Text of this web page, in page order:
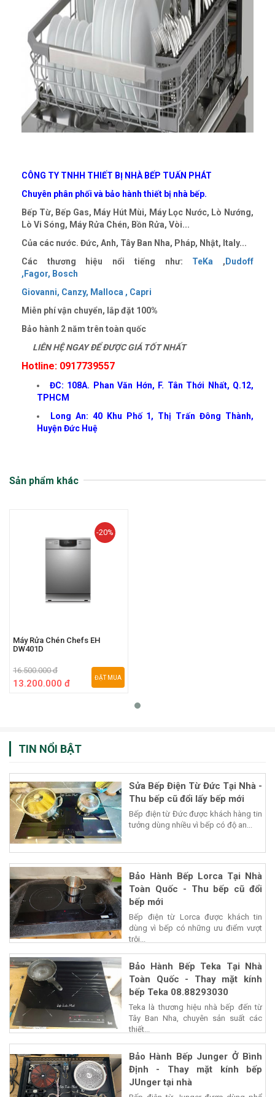
CÔNG TY TNHH THIẾT BỊ NHÀ BẾP TUẤN PHÁT
Chuyên phân phối và bảo hành thiết bị nhà bếp.
Bếp Từ, Bếp Gas, Máy Hút Mùi, Máy Lọc Nước, Lò Nướng,
Lò Vi Sóng, Máy Rửa Chén, Bồn Rửa, Vòi...
Của các nước. Đức, Anh, Tây Ban Nha, Pháp, Nhật, Italy...
Các thương hiệu nổi tiếng như: TeKa ,Dudoff
,Fagor, Bosch
Giovanni, Canzy, Malloca , Capri
Miễn phí vận chuyển, lắp đặt 100%
Bảo hành 2 năm trên toàn quốc
LIÊN HỆ NGAY ĐỂ ĐƯỢC GIÁ TỐT NHẤT
Hotline: 0917739557
ĐC: 108A. Phan Văn Hớn, F. Tân Thới Nhất, Q.12,
TPHCM
Long An: 40 Khu Phố 1, Thị Trấn Đông Thành,
Huyện Đức Huệ
Sản phẩm khác
-20%
Máy Rửa Chén Chefs EH
DW401D
16.500.000 đ
13.200.000 đ
ĐẶT MUA
TIN NỔI BẬT
Sửa Bếp Điện Từ Đức Tại Nhà -
Thu bếp cũ đổi lấy bếp mới
Bếp điện từ Đức được khách hàng tin
tưởng dùng nhiều vì bếp có độ an...
Bảo Hành Bếp Lorca Tại Nhà
Toàn Quốc - Thu bếp cũ đổi
bếp mới
Bếp điện từ Lorca được khách tin
dùng vì bếp có những ưu điểm vượt
trội...
Bảo Hành Bếp Teka Tại Nhà
Toàn Quốc - Thay mặt kính
bếp Teka 08.88293030
Teka là thương hiệu nhà bếp đến từ
Tây Ban Nha, chuyên sản suất các
thiết...
Bảo Hành Bếp Junger Ở Bình
Định - Thay mặt kính bếp
JUnger tại nhà